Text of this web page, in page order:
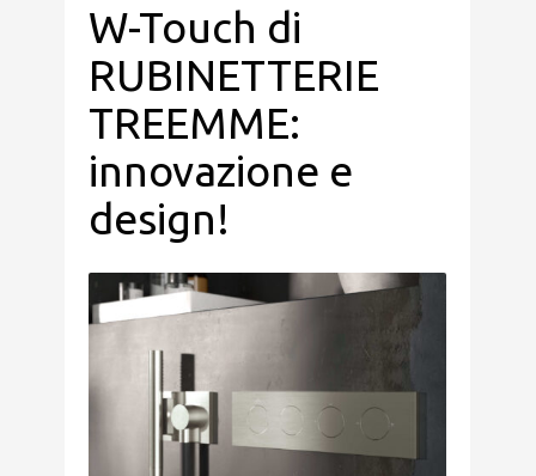
W-Touch di
RUBINETTERIE
TREEMME:
innovazione e
design!